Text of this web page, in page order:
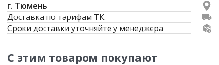
г. Тюмень
Доставка по тарифам ТК.
Сроки доставки уточняйте у менеджера
С этим товаром покупают